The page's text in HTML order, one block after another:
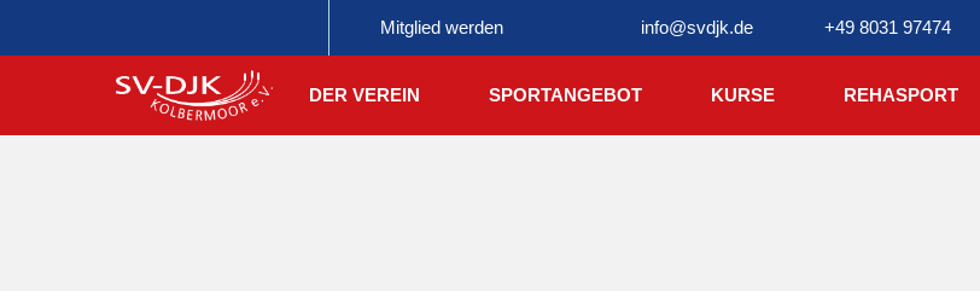
Mitglied werden info@svdjk.de +49 8031 97474
DER VEREIN SPORTANGEBOT KURSE REHASPORT